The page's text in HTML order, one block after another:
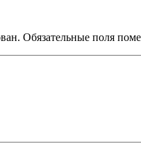
Обязательные поля